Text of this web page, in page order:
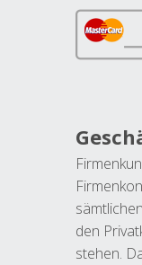
den
stehen.